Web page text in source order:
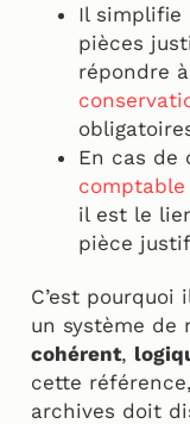
Il simplifie
pièces
répondre
En cas de
comptable
il est le
pièce
C’est
un système de
cohérent,
cette
archives doit